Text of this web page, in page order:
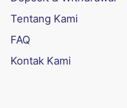
Tentang Kami
FAQ
Kontak Kami